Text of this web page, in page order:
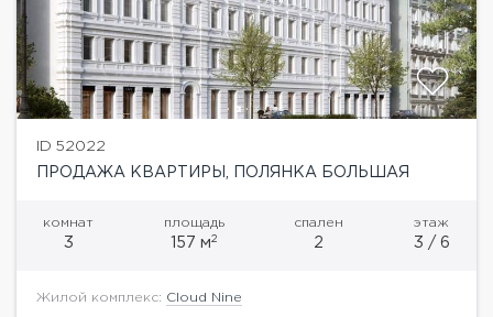
ID 52022
ПРОДАЖА КВАРТИРЫ, ПОЛЯНКА БОЛЬШАЯ
комнат
3
площадь
157 м2
спален
2
этаж
3 / 6
Жилой комплекс: Cloud Nine